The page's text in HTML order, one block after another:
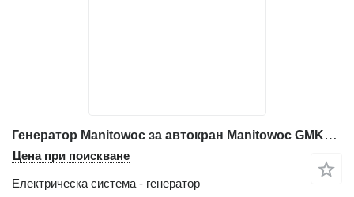
Генератор Manitowoc за автокран Manitowoc GMK4080-1
Цена при поискване
Електрическа система - генератор